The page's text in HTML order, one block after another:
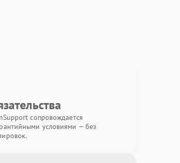
сопровождается
условиями — без